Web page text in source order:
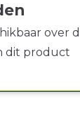
over
dit product